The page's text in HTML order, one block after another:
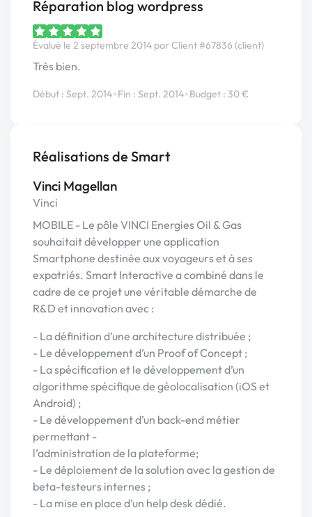
Réparation blog wordpress
Évalué le 2 septembre 2014 par Client #67836 (client)
Très bien.
Début : Sept. 2014•Fin : Sept. 2014•Budget : 30 €
Réalisations de Smart
Vinci Magellan
Vinci
MOBILE - Le pôle VINCI Energies Oil & Gas
souhaitait développer une application
Smartphone destinée aux voyageurs et à ses
expatriés. Smart Interactive a combiné dans le
cadre de ce projet une véritable démarche de
R&D et innovation avec :
- La définition d’une architecture distribuée ;
- Le développement d’un Proof of Concept ;
- La spécification et le développement d’un
algorithme spécifique de géolocalisation (iOS et
Android) ;
- Le développement d’un back-end métier
permettant -
l’administration de la plateforme;
- Le déploiement de la solution avec la gestion de
beta-testeurs internes ;
- La mise en place d’un help desk dédié.